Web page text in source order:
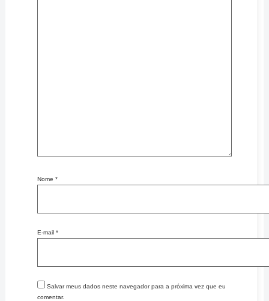
Nome *
E-mail *
Salvar meus dados neste navegador para a próxima vez que eu
comentar.